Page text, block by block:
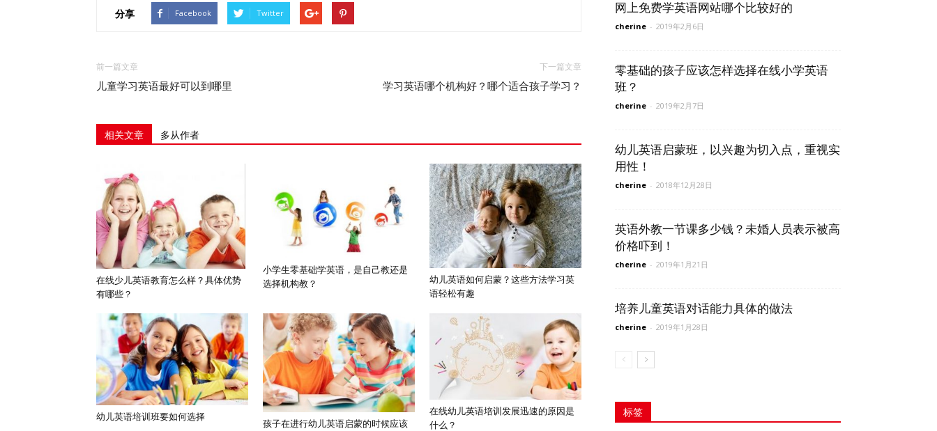
分享 Facebook Twitter
前一篇文章
儿童学习英语最好可以到哪里
下一篇文章
学习英语哪个机构好？哪个适合孩子学习？
相关文章 多从作者
在线少儿英语教育怎么样？具体优势
有哪些？
小学生零基础学英语，是自己教还是
选择机构教？
幼儿英语如何启蒙？这些方法学习英
语轻松有趣
幼儿英语培训班要如何选择
孩子在进行幼儿英语启蒙的时候应该
在线幼儿英语培训发展迅速的原因是
什么？
网上免费学英语网站哪个比较好的
cherine - 2019年2月6日
零基础的孩子应该怎样选择在线小学英语
班？
cherine - 2019年2月7日
幼儿英语启蒙班，以兴趣为切入点，重视实
用性！
cherine - 2018年12月28日
英语外教一节课多少钱？未婚人员表示被高
价格吓到！
cherine - 2019年1月21日
培养儿童英语对话能力具体的做法
cherine - 2019年1月28日
标签